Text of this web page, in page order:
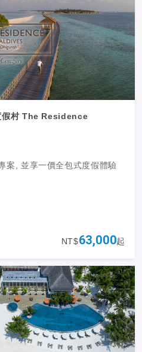
假村 The Residence
, 並享一價全包式度假體驗
NT$63,000起